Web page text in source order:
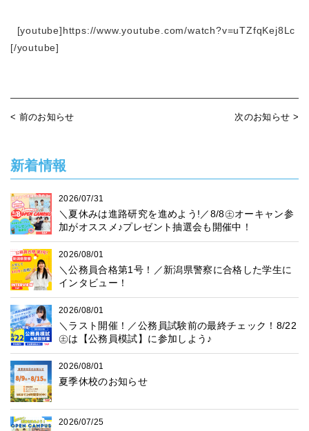
[youtube]https://www.youtube.com/watch?v=uTZfqKej8Lc
[/youtube]
< 前のお知らせ 次のお知らせ >
新着情報
2026/07/31
＼夏休みは進路研究を進めよう!／8/8㊏オーキャン参
加がオススメ♪プレゼント抽選会も開催中！
2026/08/01
＼公務員合格第1号！／新潟県警察に合格した学生に
インタビュー！
2026/08/01
＼ラスト開催！／公務員試験前の最終チェック！8/22
㊏は【公務員模試】に参加しよう♪
2026/08/01
夏季休校のお知らせ
2026/07/25